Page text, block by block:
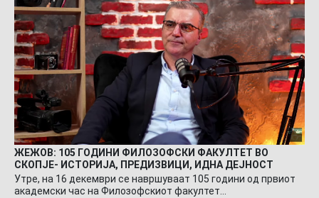
ЖЕЖОВ: 105 ГОДИНИ ФИЛОЗОФСКИ ФАКУЛТЕТ ВО
СКОПЈЕ- ИСТОРИЈА, ПРЕДИЗВИЦИ, ИДНА ДЕЈНОСТ
Утре, на 16 декември се навршуваат 105 години од првиот
академски час на Филозофскиот факултет…